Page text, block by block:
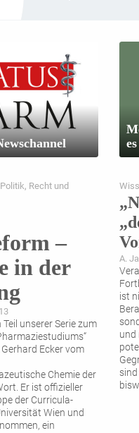
Recht und
–
in der
unserer Serie zum
Ecker vom
Chemie der
Er ist offizieller
der Curricula-
Wien und
ein
A.
ist
und